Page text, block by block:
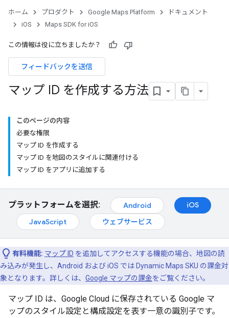
ホーム プロダクト Google Maps Platform
ドキュメント
iOS
Maps SDK for iOS
この情報は役に立ちましたか？
フィードバックを送信
マップ ID を作成する方法
このページの内容
必要な権限
マップ ID を作成する
マップ ID を地図のスタイルに関連付ける
マップ ID をアプリに追加する
プラットフォームを選択: Android
iOS
JavaScript
ウェブサービス
有料機能: マップ ID を追加してアクセスする機能の場合、地図の読
み込みが発生し、Android および iOS では Dynamic Maps SKU の課金対
象となります。詳しくは、 Google マップの課金をご覧ください。
マップ ID は、Google Cloud に保存されている Google マ
ップのスタイル設定と構成設定を表す一意の識別子です。